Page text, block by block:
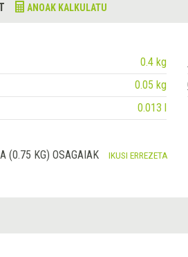
ANOAK KALKULATU
0.4 kg
0.05 kg
0.013 l
(0.75 KG) OSAGAIAK IKUSI ERREZETA